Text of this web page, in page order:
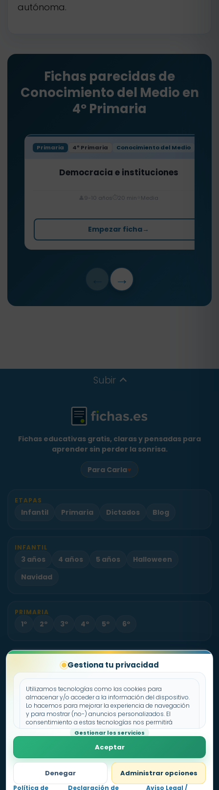
Gestiona tu privacidad
Utilizamos tecnologías como las cookies para
almacenar y/o acceder a la información del dispositivo.
Lo hacemos para mejorar la experiencia de navegación
y para mostrar (no-) anuncios personalizados. El
consentimiento a estas tecnologías nos permitirá
procesar datos como el comportamiento de
navegación o los ID's únicos en este sitio. No consentir o
retirar el consentimiento, puede afectar negativamente a
Gestionar los servicios
Aceptar
Denegar Administrar opciones
Política de Declaración de Aviso Legal /
autónoma.
Fichas parecidas de
Conocimiento del Medio en
4º Primaria
Primaria 4º Primaria Conocimiento del Medio
Democracia e instituciones
9-10 años 20 min Media
Empezar ficha→
→
Subir
Fichas educativas gratis, claras y pensadas para
aprender sin perder la sonrisa.
Para Carla♥
ETAPAS
Infantil Primaria Dictados Blog
INFANTIL
3 años 4 años 5 años
Halloween
Navidad
PRIMARIA
1º 2º 3º 4º 5º 6º
Sobre Fichas.es Contacto
Política de cookies
Declaración de privacidad
Aviso legal